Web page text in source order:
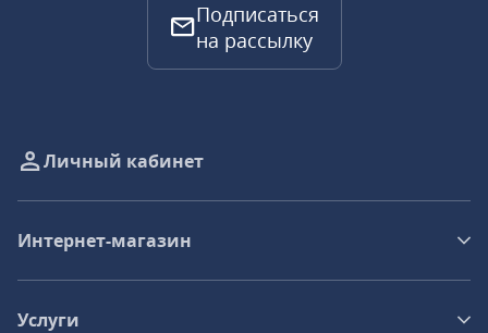
Подписаться
на рассылку
Личный кабинет
Интернет-магазин
Услуги